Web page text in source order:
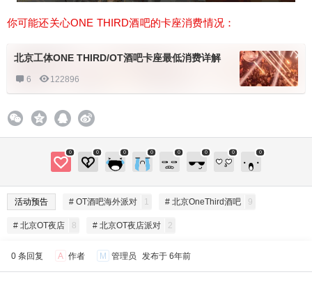
你可能还关心ONE THIRD酒吧的卡座消费情况：
北京工体ONE THIRD/OT酒吧卡座最低消费详解
6 122896
0 0 0 0 0 0 0 0
活动预告 # OT酒吧海外派对 1 # 北京OneThird酒吧 9
# 北京OT夜店 8 # 北京OT夜店派对 2
0 条回复 A 作者 M 管理员 发布于 6年前